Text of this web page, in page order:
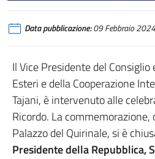
Data pubblicazione:09 Febbraio 2024
Il Vice Presidente del
Esteri e della Cooperazione
Tajani, è intervenuto alle
Ricordo. La
Palazzo del Quirinale, si è
Presidente della Repubblica,